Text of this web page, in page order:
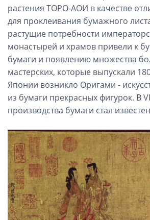
растения ТОРО-АОИ в качестве
для проклеивания бумажного
растущие потребности
монастырей и храмов привели к
бумаги и появлению множества
мастерских, которые выпускали
Японии возникло Оригами -
из бумаги прекрасных фигурок. В
производства бумаги стал